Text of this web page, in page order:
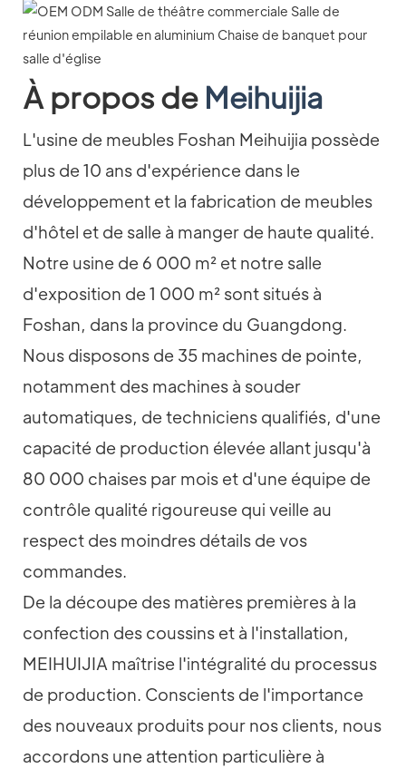
À propos de Meihuijia
L'usine de meubles Foshan Meihuijia possède
plus de 10 ans d'expérience dans le
développement et la fabrication de meubles
d'hôtel et de salle à manger de haute qualité.
Notre usine de 6 000 m² et notre salle
d'exposition de 1 000 m² sont situés à
Foshan, dans la province du Guangdong.
Nous disposons de 35 machines de pointe,
notamment des machines à souder
automatiques, de techniciens qualifiés, d'une
capacité de production élevée allant jusqu'à
80 000 chaises par mois et d'une équipe de
contrôle qualité rigoureuse qui veille au
respect des moindres détails de vos
commandes.
De la découpe des matières premières à la
confection des coussins et à l'installation,
MEIHUIJIA maîtrise l'intégralité du processus
de production. Conscients de l'importance
des nouveaux produits pour nos clients, nous
accordons une attention particulière à